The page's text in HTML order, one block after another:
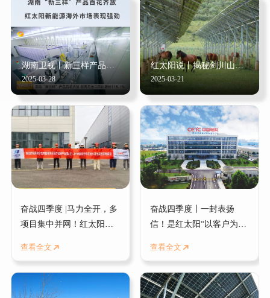
湖南卫视丨新三样产品百花齐放，红太阳新能源海外业务发展强劲...
2025-03-28
红太阳说丨揭秘剑川山地光伏，从绿水青山到金山银山的极速蜕变密...
2025-03-21
奋战四季度 |马力全开，多
项目集中并网！红太阳新
查看全文
奋战四季度 |马力全开，
奋战四季度丨一封表扬
信！是红太阳“以客户为中
查看全文
奋战四季度丨一封表扬